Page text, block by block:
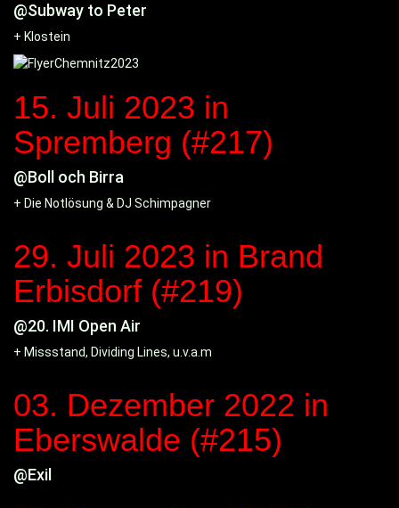
@Subway to Peter
+ Klostein
15. Juli 2023 in
Spremberg (#217)
@Boll och Birra
+ Die Notlösung & DJ Schimpagner
29. Juli 2023 in Brand
Erbisdorf (#219)
@20. IMI Open Air
+ Missstand, Dividing Lines, u.v.a.m
03. Dezember 2022 in
Eberswalde (#215)
@Exil